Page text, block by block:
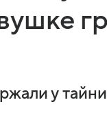
у